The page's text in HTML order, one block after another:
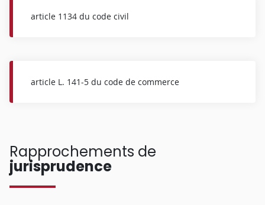
article 1134 du code civil
article L. 141-5 du code de commerce
Rapprochements de
jurisprudence